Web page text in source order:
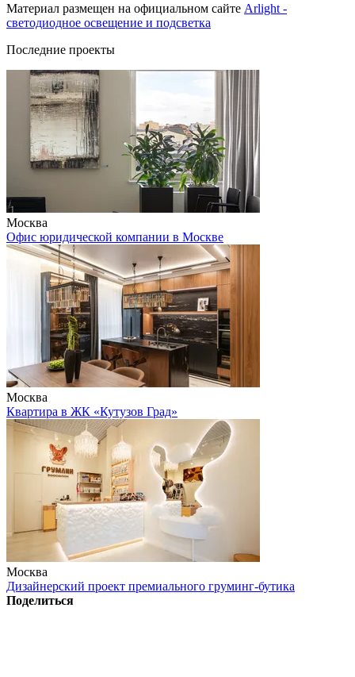
Материал размещен на официальном сайте Arlight -
светодиодное освещение и подсветка
Последние проекты
Москва
Офис юридической компании в Москве
Москва
Квартира в ЖК «Кутузов Град»
Москва
Дизайнерский проект премиального груминг-бутика
Поделиться